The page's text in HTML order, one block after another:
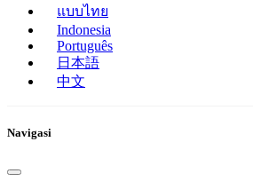
แบบไทย
Indonesia
Português
日本語
中文
Navigasi